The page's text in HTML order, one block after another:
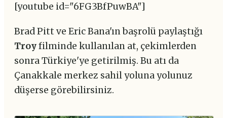
[youtube id="6FG3BfPuwBA"]
Brad Pitt ve Eric Bana'ın başrolü paylaştığı
Troyfilminde kullanılan at, çekimlerden
sonra Türkiye'ye getirilmiş. Bu atı da
Çanakkale merkez sahil yoluna yolunuz
düşerse görebilirsiniz.